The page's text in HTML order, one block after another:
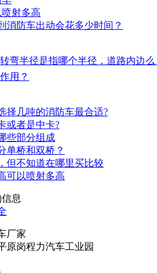
射多高
消防车出动会花多少时间？
弯半径是指哪个半径，道路内边么
用？
择几吨的消防车最合适?
或者是中卡?
些部分组成
单桥和双桥？
但不知道在哪里买比较
可以喷射多高
息
厂家
原岗程力汽车工业园